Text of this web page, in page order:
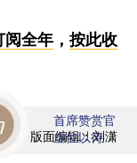
阅全年， 按此收
版面编辑：刘潇
首席赞赏官
虚位以待